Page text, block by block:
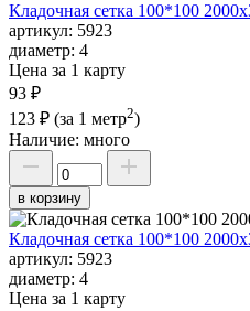
Кладочная сетка 100*100
артикул: 5923
диаметр: 4
Цена за 1 карту
93 ₽
123 ₽ (за 1 метр2)
Наличие: много
в корзину
Кладочная сетка 100*100
артикул: 5923
диаметр: 4
Цена за 1 карту